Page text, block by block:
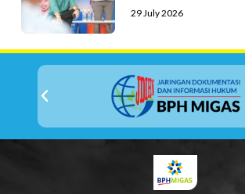
29 July 2026